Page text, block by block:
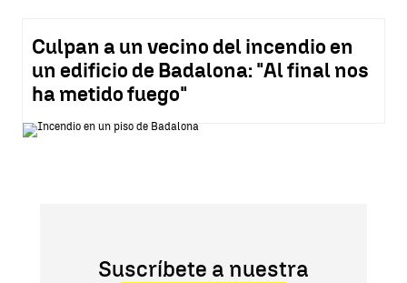
Culpan a un vecino del incendio en
un edificio de Badalona: "Al final nos
ha metido fuego"
Suscríbete a nuestra